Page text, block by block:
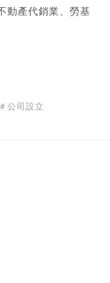
動產代銷業、勞基
＃公司設立